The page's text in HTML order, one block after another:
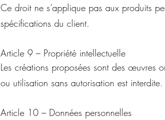
Ce droit ne s’applique pas aux produits
spécifications du client.
Article 9 – Propriété intellectuelle
Les créations proposées sont des œuvres
ou utilisation sans autorisation est interdite.
Article 10 – Données personnelles